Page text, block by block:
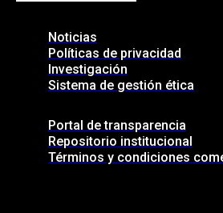
Noticias
Políticas de privacidad
Investigación
Sistema de gestión ética
Portal de transparencia
Repositorio institucional
Términos y condiciones